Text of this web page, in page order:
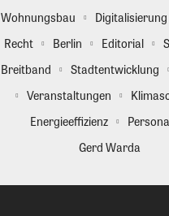
Wohnungsbau
Digitalisierung
Recht
Berlin Editorial
Breitband
Stadtentwicklung
Veranstaltungen
Energieeffizienz
Gerd Warda